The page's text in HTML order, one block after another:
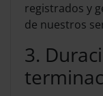
registrados y
de nuestros
3.